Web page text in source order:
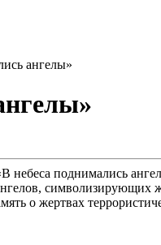
ангелы»
небеса поднимались
символизирующих
о жертвах